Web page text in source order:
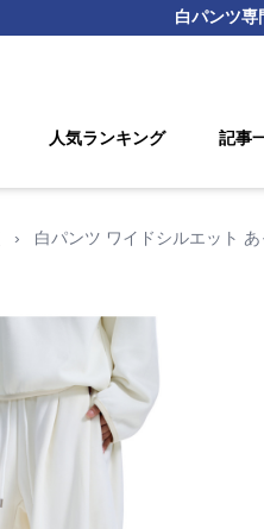
白パンツ専
人気ランキング 記事
› 白パンツ ワイドシルエット